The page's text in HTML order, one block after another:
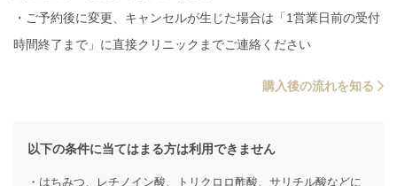
・ご予約後に変更、キャンセルが生じた場合は「1営業日前の受付
時間終了まで」に直接クリニックまでご連絡ください
購入後の流れを知る
以下の条件に当てはまる方は利用できません
・はちみつ、レチノイン酸、トリクロロ酢酸、サリチル酸などに